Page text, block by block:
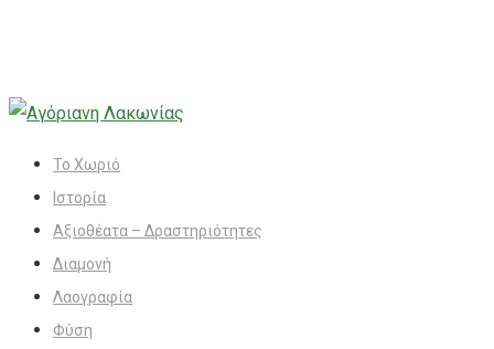
Το Χωριό
Ιστορία
Αξιοθέατα – Δραστηριότητες
Διαμονή
Λαογραφία
Φύση